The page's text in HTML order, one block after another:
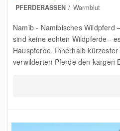
PFERDERASSEN Warmblut
Namib - Namibisches Wildpferd
sind keine echten Wildpferde -
Hauspferde. Innerhalb
verwilderten Pferde den kargen